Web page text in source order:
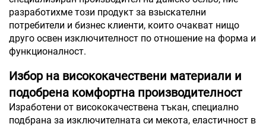
разработихме този продукт за взыскателни
потребители и бизнес клиенти, които очакват нищо
друго освен изключителност по отношение на форма и
функционалност.
Избор на висококачествени материали и
подобрена комфортна производителност
Изработени от висококачествена тъкан, специално
подбрана за изключителната си мекота, еластичност в